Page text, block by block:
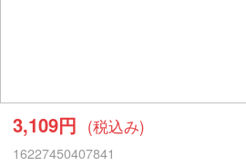
3,109円 (税込み)
16227450407841